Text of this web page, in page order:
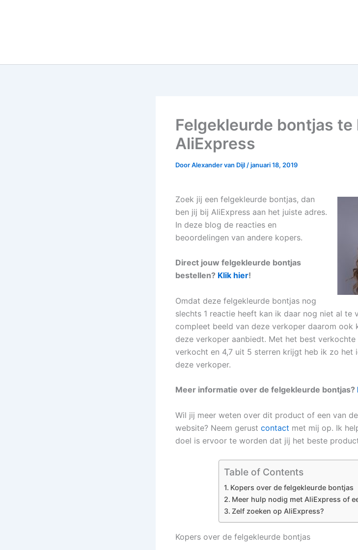
Felgekleurde bontjas te
AliExpress
DoorAlexander van Dijl /januari 18, 2019
Zoek jij een felgekleurde bontjas, dan
ben jij bij AliExpress aan het juiste adres.
In deze blog de reacties en
beoordelingen van andere kopers.
Direct jouw felgekleurde bontjas
bestellen? Klik hier!
Omdat deze felgekleurde bontjas nog
slechts 1 reactie heeft kan ik daar nog niet al te
compleet beeld van deze verkoper daarom ook
deze verkoper aanbiedt. Met het best
verkocht en 4,7 uit 5 sterren krijgt heb ik zo het
deze verkoper.
Meer informatie over de felgekleurde bontjas?
Wil jij meer weten over dit product of een van
website? Neem gerust contact met mij op. Ik
doel is ervoor te worden dat jij het beste
Table of Contents
Kopers over de felgekleurde bontjas
Meer hulp nodig met AliExpress of
Zelf zoeken op AliExpress?
Kopers over de felgekleurde bontjas